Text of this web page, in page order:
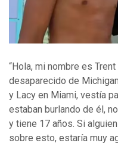
“Hola, mi nombre es
desaparecido de
y Lacy en Miami, vestía
estaban burlando de él,
y tiene 17 años. Si
sobre esto, estaría muy